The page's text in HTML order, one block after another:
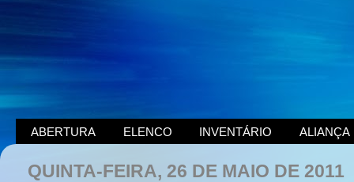
ABERTURA ELENCO INVENTÁRIO ALIANÇA
QUINTA-FEIRA, 26 DE MAIO DE 2011